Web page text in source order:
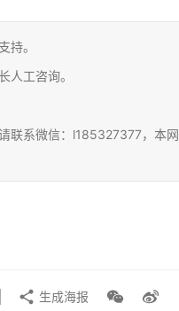
持。
人工咨询。
联系微信：l185327377，本
生成海报